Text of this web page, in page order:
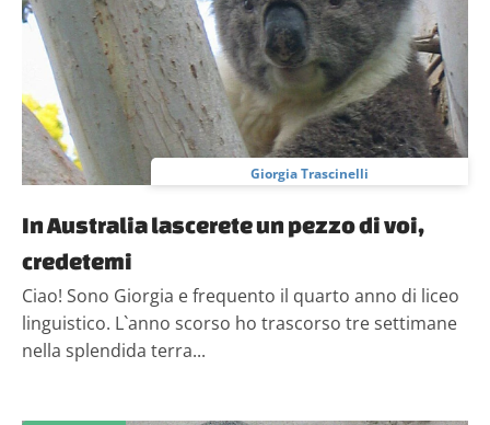
informazioni sul modo in cui utilizzi il nostro sito con i
nostri partner che si occupano di analisi dei dati web,
pubblicità e social media, i quali potrebbero combinarle
con altre informazioni che hai fornito loro o che hanno
raccolto dal tuo utilizzo dei loro servizi.
Giorgia Trascinelli
In Australia lascerete un pezzo di voi,
credetemi
Ciao! Sono Giorgia e frequento il quarto anno di liceo
linguistico. L`anno scorso ho trascorso tre settimane
nella splendida terra...